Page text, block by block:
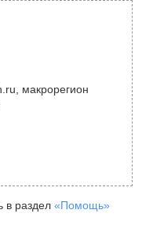
макрорегион
в раздел «Помощь»